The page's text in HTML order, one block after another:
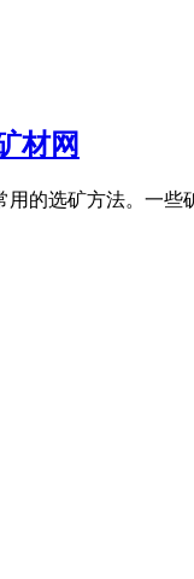
材网
的选矿方法。一